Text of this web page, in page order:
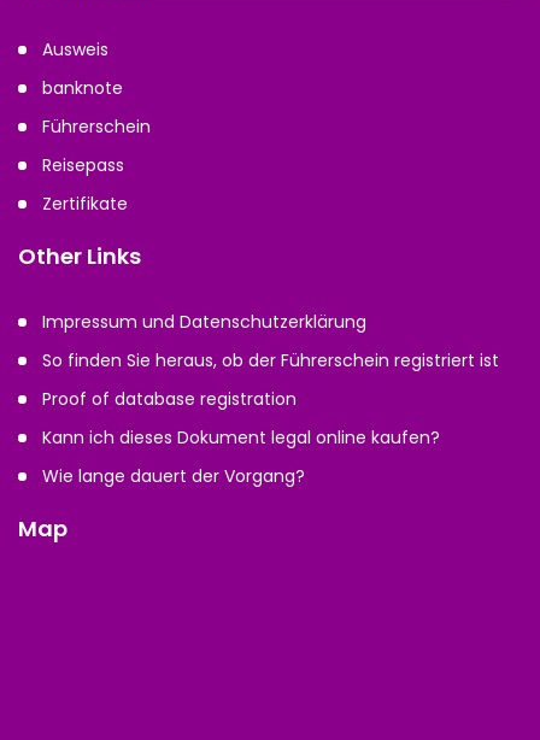
Ausweis
banknote
Führerschein
Reisepass
Zertifikate
Other Links
Impressum und Datenschutzerklärung
So finden Sie heraus, ob der Führerschein registriert ist
Proof of database registration
Kann ich dieses Dokument legal online kaufen?
Wie lange dauert der Vorgang?
Map